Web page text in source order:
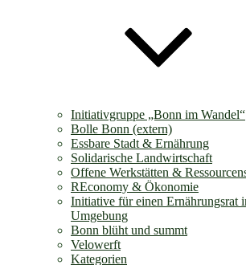
Initiativgruppe „Bonn im Wandel“
Bolle Bonn (extern)
Essbare Stadt & Ernährung
Solidarische Landwirtschaft
Offene Werkstätten &
REconomy & Ökonomie
Initiative für einen Ernährungsrat
Umgebung
Bonn blüht und summt
Velowerft
Kategorien